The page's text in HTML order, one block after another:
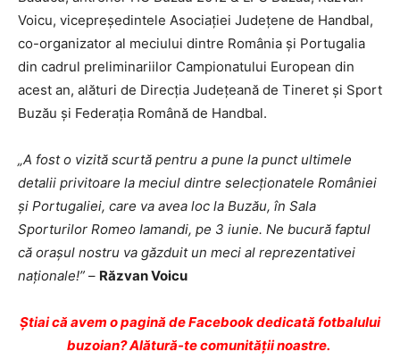
Voicu, vicepreşedintele Asociaţiei Judeţene de Handbal,
co-organizator al meciului dintre România şi Portugalia
din cadrul preliminariilor Campionatului European din
acest an, alături de Direcţia Judeţeană de Tineret şi Sport
Buzău şi Federaţia Română de Handbal.
„A fost o vizită scurtă pentru a pune la punct ultimele
detalii privitoare la meciul dintre selecţionatele României
şi Portugaliei, care va avea loc la Buzău, în Sala
Sporturilor Romeo Iamandi, pe 3 iunie. Ne bucură faptul
că oraşul nostru va găzduit un meci al reprezentativei
naţionale!” – Răzvan Voicu
Ştiai că avem o pagină de Facebook dedicată fotbalului
buzoian? Alătură-te comunității noastre.